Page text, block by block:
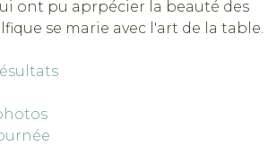
ont pu aprpécier la beauté des
se marie avec l'art de la table.